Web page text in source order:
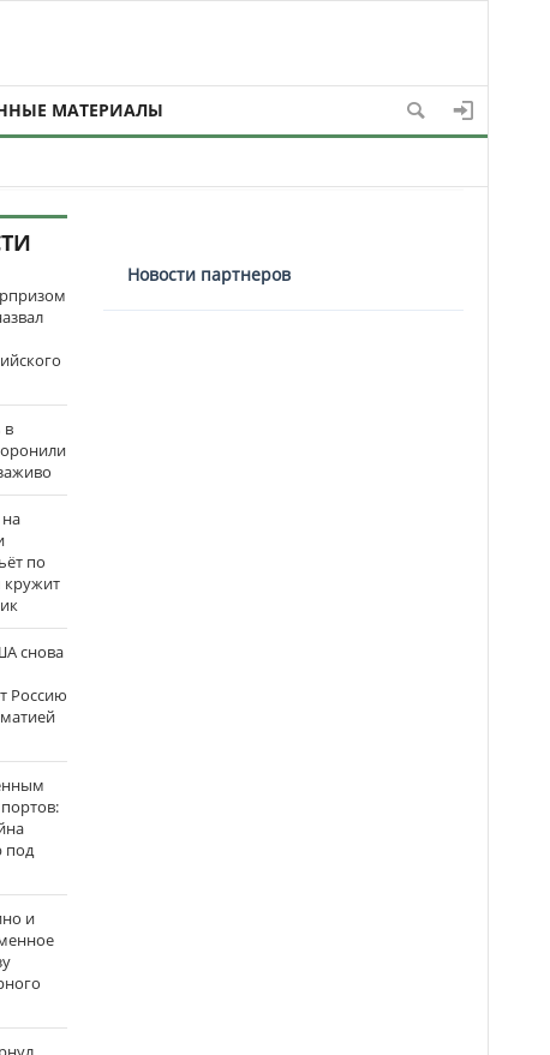
МАТЕРИАЛЫ
в
по
кружит
снова
Россию
под
и
Новости партнеров